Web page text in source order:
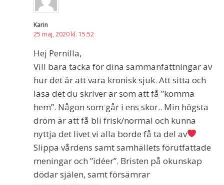
Karin
25 maj, 2020 kl. 15:52
Hej Pernilla,
Vill bara tacka för dina sammanfattningar av
hur det är att vara kronisk sjuk. Att sitta och
läsa det du skriver är som att få ”komma
hem”. Någon som går i ens skor.. Min högsta
dröm är att få bli frisk/normal och kunna
nyttja det livet vi alla borde få ta del av
Slippa vårdens samt samhällets förutfattade
meningar och ”idéer”. Bristen på okunskap
dödar själen, samt försämrar